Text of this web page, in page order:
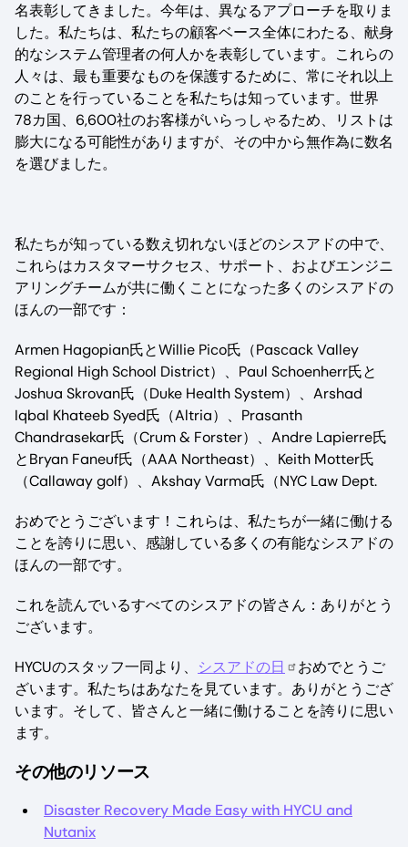
名表彰してきました。今年は、異なるアプローチを取りま
した。私たちは、私たちの顧客ベース全体にわたる、献身
的なシステム管理者の何人かを表彰しています。これらの
人々は、最も重要なものを保護するために、常にそれ以上
のことを行っていることを私たちは知っています。世界
78カ国、6,600社のお客様がいらっしゃるため、リストは
膨大になる可能性がありますが、その中から無作為に数名
を選びました。
私たちが知っている数え切れないほどのシスアドの中で、
これらはカスタマーサクセス、サポート、およびエンジニ
アリングチームが共に働くことになった多くのシスアドの
ほんの一部です：
Armen Hagopian氏とWillie Pico氏（Pascack Valley
Regional High School District）、Paul Schoenherr氏と
Joshua Skrovan氏（Duke Health System）、Arshad
Iqbal Khateeb Syed氏（Altria）、Prasanth
Chandrasekar氏（Crum & Forster）、Andre Lapierre氏
とBryan Faneuf氏（AAA Northeast）、Keith Motter氏
（Callaway golf）、Akshay Varma氏（NYC Law Dept.
おめでとうございます！これらは、私たちが一緒に働ける
ことを誇りに思い、感謝している多くの有能なシスアドの
ほんの一部です。
これを読んでいるすべてのシスアドの皆さん：ありがとう
ございます。
HYCUのスタッフ一同より、 シスアドの日
おめでとうご
ざいます。私たちはあなたを見ています。ありがとうござ
います。そして、皆さんと一緒に働けることを誇りに思い
ます。
その他のリソース
Disaster Recovery Made Easy with HYCU and
Nutanix